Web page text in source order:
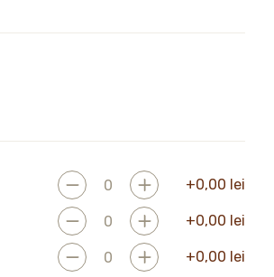
+0,00 lei
+0,00 lei
+0,00 lei